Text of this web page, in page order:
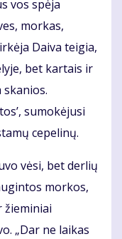
vos spėja
morkas,
Daiva teigia,
bet kartais ir
sumokėjusi
cepelinų.
vėsi, bet derlių
morkos,
žieminiai
„Dar ne laikas